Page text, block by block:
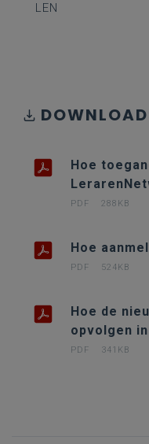
LEN
Hoe
PDF 288KB
Hoe
PDF 524KB
Hoe de
opvolgen
PDF 341KB